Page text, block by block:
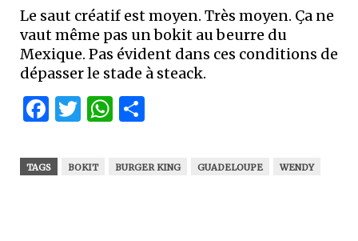
Le saut créatif est moyen. Très moyen. Ça ne
vaut même pas un bokit au beurre du
Mexique. Pas évident dans ces conditions de
dépasser le stade à steack.
Facebook
Twitter
WhatsApp
TAGS BOKIT BURGER KING GUADELOUPE WENDY